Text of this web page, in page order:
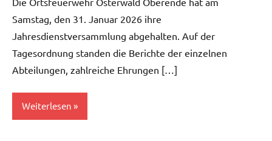
Samstag, den 31. Januar 2026 ihre
Jahresdienstversammlung abgehalten. Auf der
Tagesordnung standen die Berichte der einzelnen
Abteilungen, zahlreiche Ehrungen […]
Weiterlesen